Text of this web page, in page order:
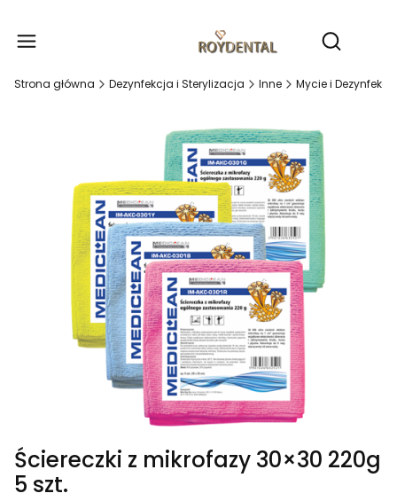
Otwórz
Strona główna Dezynfekcja i Sterylizacja Inne Mycie i
Ściereczki z mikrofazy 30×30 220g
5 szt.